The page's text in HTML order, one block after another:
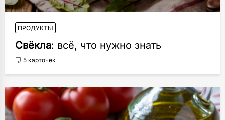
ПРОДУКТЫ
Свёкла: всё, что нужно знать
5 карточек